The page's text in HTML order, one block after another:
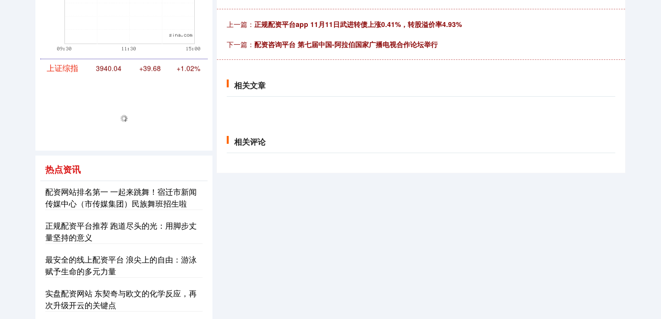
上一篇： 正规配资平台app 11月11日武进转债上涨0.41%，转股溢价率4.93%
下一篇： 配资咨询平台 第七届中国-阿拉伯国家广播电视合作论坛举行
相关文章
相关评论
深证成指 14311.01 +200.89 +1.42%
热点资讯
配资网站排名第一 一起来跳舞！宿迁市新闻
传媒中心（市传媒集团）民族舞班招生啦
正规配资平台推荐 跑道尽头的光：用脚步丈
量坚持的意义
最安全的线上配资平台 浪尖上的自由：游泳
赋予生命的多元力量
实盘配资网站 东契奇与欧文的化学反应，再
次升级开云的关键点